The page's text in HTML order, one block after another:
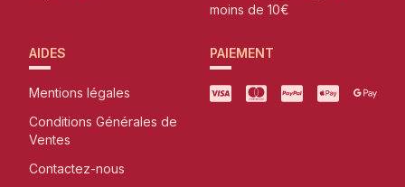
moins de 10€
AIDES
Mentions légales
Conditions Générales de
Ventes
Contactez-nous
PAIEMENT